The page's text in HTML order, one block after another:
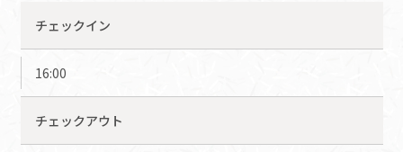
チェックイン
16:00
チェックアウト